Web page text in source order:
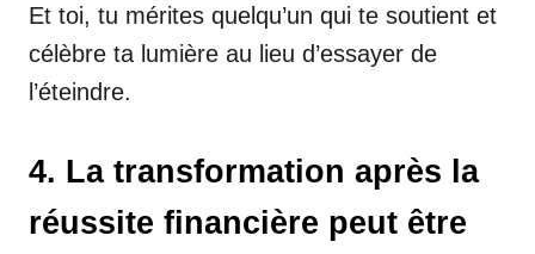
Et toi, tu mérites quelqu’un qui te soutient et
célèbre ta lumière au lieu d’essayer de
l’éteindre.
4. La transformation après la
réussite financière peut être